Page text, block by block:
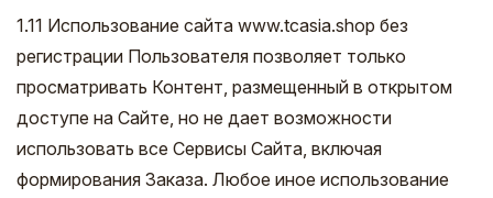
1.11 Использование сайта www.tcasia.shop без
регистрации Пользователя позволяет только
просматривать Контент, размещенный в открытом
доступе на Сайте, но не дает возможности
использовать все Сервисы Сайта, включая
формирования Заказа. Любое иное использование